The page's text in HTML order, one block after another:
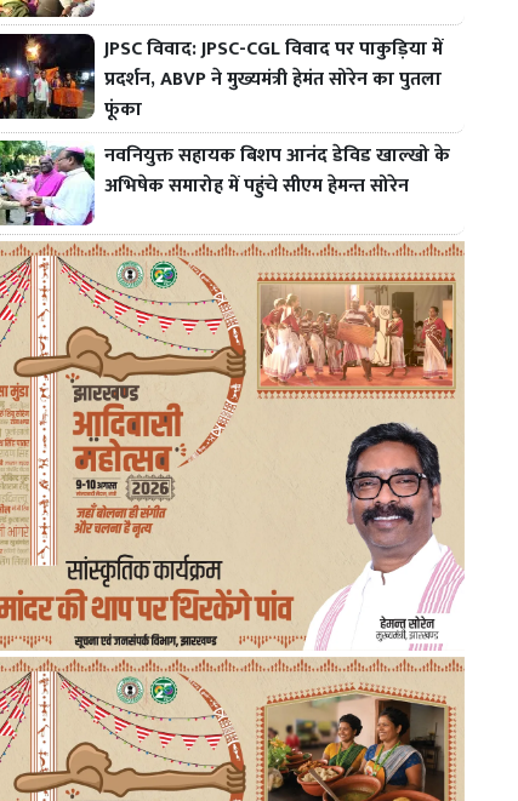
JPSC विवाद: JPSC-CGL विवाद पर पाकुड़िया में
प्रदर्शन, ABVP ने मुख्यमंत्री हेमंत सोरेन का पुतला
फूंका
नवनियुक्त सहायक बिशप आनंद डेविड खाल्खो के
अभिषेक समारोह में पहुंचे सीएम हेमन्त सोरेन